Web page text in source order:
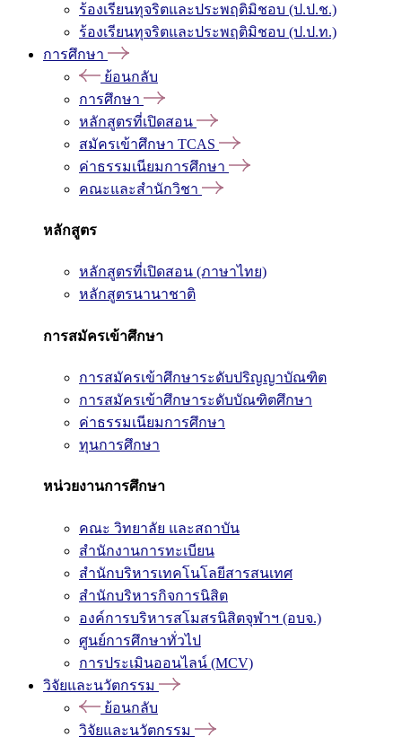
ร้องเรียนทุจริตและประพฤติมิชอบ (ป.ป.ช.)
ร้องเรียนทุจริตและประพฤติมิชอบ (ป.ป.ท.)
การศึกษา
ย้อนกลับ
การศึกษา
หลักสูตรที่เปิดสอน
สมัครเข้าศึกษา TCAS
ค่าธรรมเนียมการศึกษา
คณะและสำนักวิชา
หลักสูตร
หลักสูตรที่เปิดสอน (ภาษาไทย)
หลักสูตรนานาชาติ
การสมัครเข้าศึกษา
การสมัครเข้าศึกษาระดับปริญญาบัณฑิต
การสมัครเข้าศึกษาระดับบัณฑิตศึกษา
ค่าธรรมเนียมการศึกษา
ทุนการศึกษา
หน่วยงานการศึกษา
คณะ วิทยาลัย และสถาบัน
สำนักงานการทะเบียน
สำนักบริหารเทคโนโลยีสารสนเทศ
สำนักบริหารกิจการนิสิต
องค์การบริหารสโมสรนิสิตจุฬาฯ (อบจ.)
ศูนย์การศึกษาทั่วไป
การประเมินออนไลน์ (MCV)
วิจัยและนวัตกรรม
ย้อนกลับ
วิจัยและนวัตกรรม